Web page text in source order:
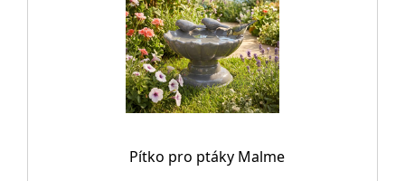
Pítko pro ptáky Malme